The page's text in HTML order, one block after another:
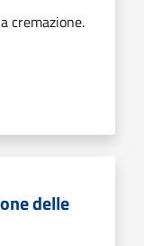
cremazione.
delle